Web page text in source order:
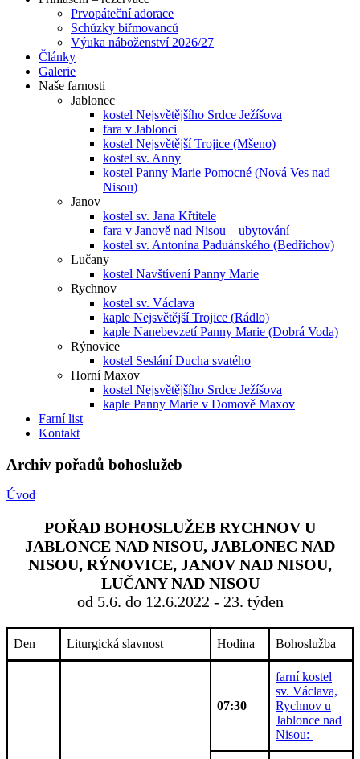
Prvopáteční adorace
Schůzky biřmovanců
Výuka náboženství 2026/27
Články
Galerie
Naše farnosti
Jablonec
kostel Nejsvětějšího Srdce Ježíšova
fara v Jablonci
kostel Nejsvětější Trojice (Mšeno)
kostel sv. Anny
kostel Panny Marie Pomocné (Nová Ves nad
Nisou)
Janov
kostel sv. Jana Křtitele
fara v Janově nad Nisou – ubytování
kostel sv. Antonína Paduánského (Bedřichov)
Lučany
kostel Navštívení Panny Marie
Rychnov
kostel sv. Václava
kaple Nejsvětější Trojice (Rádlo)
kaple Nanebevzetí Panny Marie (Dobrá Voda)
Rýnovice
kostel Seslání Ducha svatého
Horní Maxov
kostel Nejsvětějšího Srdce Ježíšova
kaple Panny Marie v Domově Maxov
Farní list
Kontakt
Archiv pořadů bohoslužeb
Úvod
POŘAD BOHOSLUŽEB RYCHNOV U
JABLONCE NAD NISOU, JABLONEC NAD
NISOU, RÝNOVICE, JANOV NAD NISOU,
LUČANY NAD NISOU
od 5.6. do 12.6.2022 - 23. týden
Den Liturgická slavnost Hodina Bohoslužba
07:30
farní kostel
sv. Václava,
Rychnov u
Jablonce nad
Nisou: